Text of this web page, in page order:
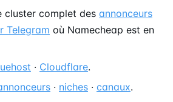
complet des annonceurs
Telegram où Namecheap est en
· Cloudflare.
· niches · canaux.